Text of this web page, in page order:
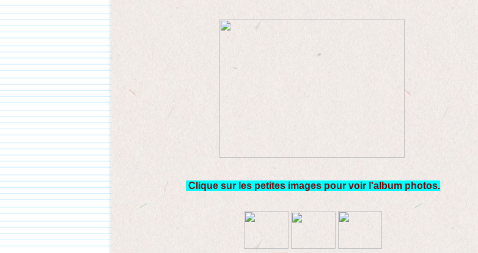
Clique sur les petites images pour voir l'album photos.